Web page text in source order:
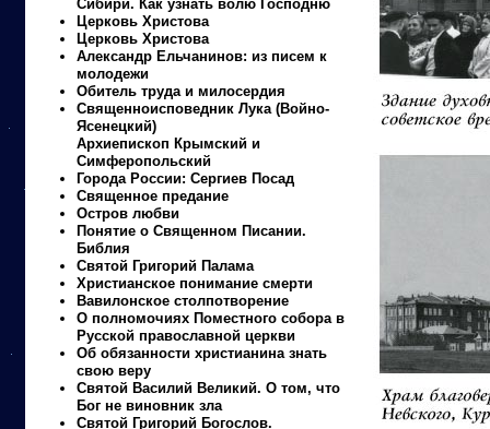
Сибири. Как узнать волю Господню
Церковь Христова
Церковь Христова
Александр Ельчанинов: из писем к
молодежи
Обитель труда и милосердия
Священноисповедник Лука (Войно-
Ясенецкий)
Архиепископ Крымский и
Симферопольский
Города России: Сергиев Посад
Священное предание
Остров любви
Понятие о Священном Писании.
Библия
Святой Григорий Палама
Христианское понимание смерти
Вавилонское столпотворение
О полномочиях Поместного собора в
Русской православной церкви
Об обязанности христианина знать
свою веру
Святой Василий Великий. О том, что
Бог не виновник зла
Святой Григорий Богослов.